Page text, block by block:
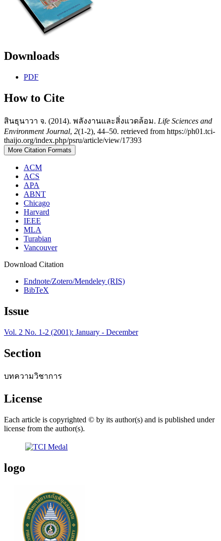
Downloads
PDF
How to Cite
สินธุนาวา จ. (2014). พลังงานและสิ่งแวดล้อม. Life Sciences and
Environment Journal, 2(1-2), 44–50. retrieved from https://ph01.tci-
thaijo.org/index.php/psru/article/view/17393
More Citation Formats
ACM
ACS
APA
ABNT
Chicago
Harvard
IEEE
MLA
Turabian
Vancouver
Download Citation
Endnote/Zotero/Mendeley (RIS)
BibTeX
Issue
Vol. 2 No. 1-2 (2001): January - December
Section
บทความวิชาการ
License
Each article is copyrighted © by its author(s) and is published under
license from the author(s).
logo